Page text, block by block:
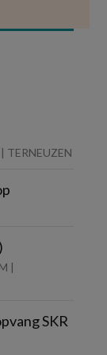
TERNEUZEN
|
SKR